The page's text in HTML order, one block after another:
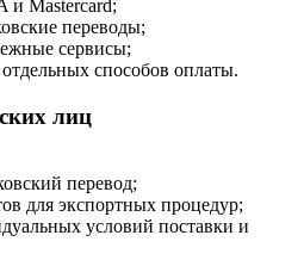
и Mastercard;
переводы;
сервисы;
способов оплаты.
лиц
перевод;
для экспортных процедур;
условий поставки и